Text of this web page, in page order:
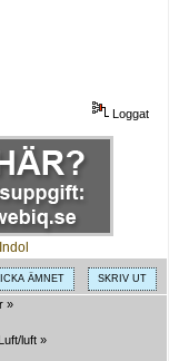
Loggat
ÄMNET SKRIV UT
»
luft »